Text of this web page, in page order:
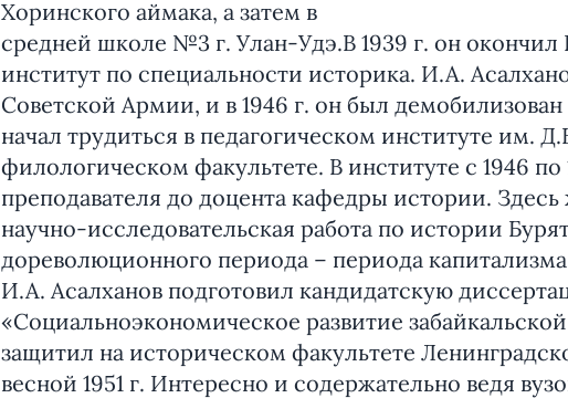
Хоринского аймака, а затем в
средней школе №3 г. Улан-Удэ.В 1939 г. он окончил
институт по специальности историка. И.А.
Советской Армии, и в 1946 г. он был
начал трудиться в педагогическом институте им.
филологическом факультете. В институте с 1946
преподавателя до доцента кафедры истории. Здесь
научно-исследовательская работа по истории
дореволюционного периода – периода
И.А. Асалханов подготовил кандидатскую
«Социальноэкономическое развитие
защитил на историческом факультете
весной 1951 г. Интересно и содержательно ведя